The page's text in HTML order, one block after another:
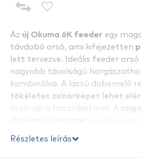
Az új Okuma 6K feeder egy
távdobó orsó, ami kifejezetten
lett tervezve. Ideális feeder orsó
nagyobb távolságú
kombinálva. A lassú dobemelő
tökéletes zsinórképet lehet
orsónak a használatával. A
Részletes leírás